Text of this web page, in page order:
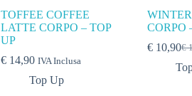
TOFFEE COFFEE
LATTE CORPO – TOP
UP
€14,90 IVA Inclusa
Top Up
CORPO
€
€ 10,90